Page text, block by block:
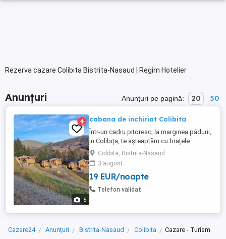
Rezerva cazare Colibita Bistrita-Nasaud | Regim Hotelier
Anunțuri Anunțuri pe pagină: 20 50
5
4 cabana de inchiriat Colibita
Într-un cadru pitoresc, la marginea pădurii,
in Colibița, te așteaptăm cu brațele
deschise un adevărat refugiu unde liniștea
naturii se îmbină armonios cu confortul
modern. Construită din bușteni și cu un
farmec ce amintește de poveștile
scandinave, această cabană este
Colibita, Bistrita-Nasaud
3 august
19 EUR/noapte
Telefon validat
Cazare24 Anunțuri Bistrita-Nasaud Colibita Cazare - Turism